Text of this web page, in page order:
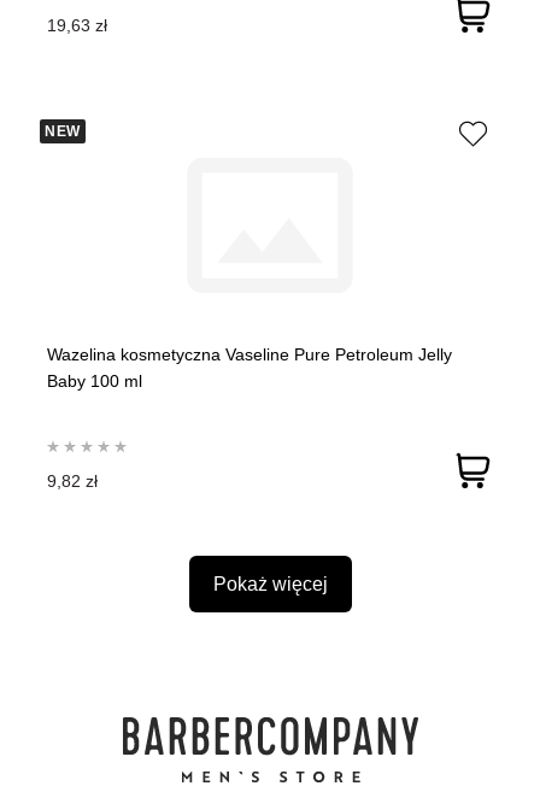
19,63 zł
NEW
Wazelina kosmetyczna Vaseline Pure Petroleum Jelly
Baby 100 ml
9,82 zł
Pokaż więcej